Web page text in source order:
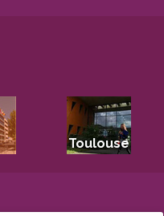
Toulouse